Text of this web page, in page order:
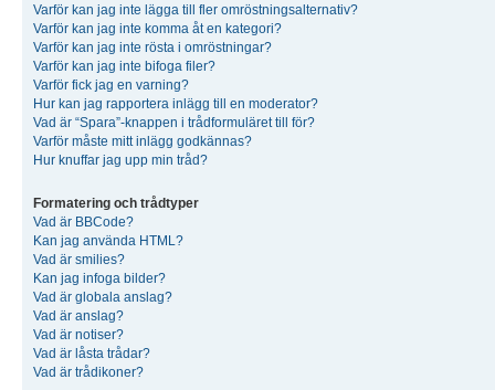
Varför kan jag inte lägga till fler omröstningsalternativ?
Varför kan jag inte komma åt en kategori?
Varför kan jag inte rösta i omröstningar?
Varför kan jag inte bifoga filer?
Varför fick jag en varning?
Hur kan jag rapportera inlägg till en moderator?
Vad är “Spara”-knappen i trådformuläret till för?
Varför måste mitt inlägg godkännas?
Hur knuffar jag upp min tråd?
Formatering och trådtyper
Vad är BBCode?
Kan jag använda HTML?
Vad är smilies?
Kan jag infoga bilder?
Vad är globala anslag?
Vad är anslag?
Vad är notiser?
Vad är låsta trådar?
Vad är trådikoner?